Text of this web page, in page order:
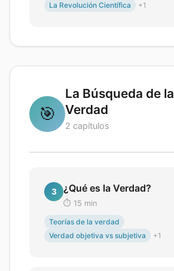
La Revolución Científica
+1
🎯
La Búsqueda de la
Verdad
2 capítulos
3 ¿Qué es la Verdad?
⏱️ 15 min
Teorías de la verdad
Verdad objetiva vs subjetiva
+1